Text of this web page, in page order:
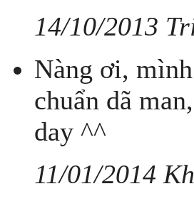
14/10/2013
Nàng ơi,
chuẩn dã
day ^^
11/01/2014